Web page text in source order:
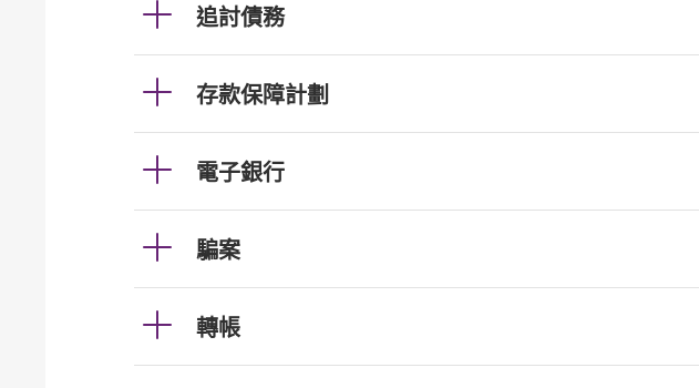
追討債務
存款保障計劃
電子銀行
騙案
轉帳